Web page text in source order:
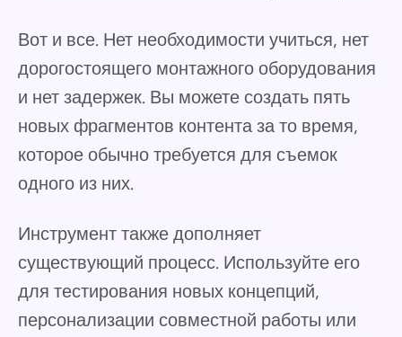
Вот и все. Нет необходимости учиться, нет
дорогостоящего монтажного оборудования
и нет задержек. Вы можете создать пять
новых фрагментов контента за то время,
которое обычно требуется для съемок
одного из них.
Инструмент также дополняет
существующий процесс. Используйте его
для тестирования новых концепций,
персонализации совместной работы или